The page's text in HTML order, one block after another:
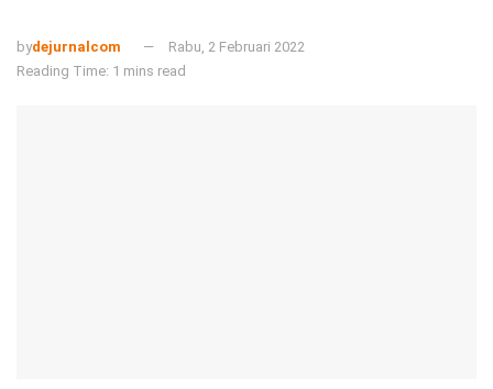
bydejurnalcom
Rabu, 2 Februari 2022
Reading Time: 1 mins read